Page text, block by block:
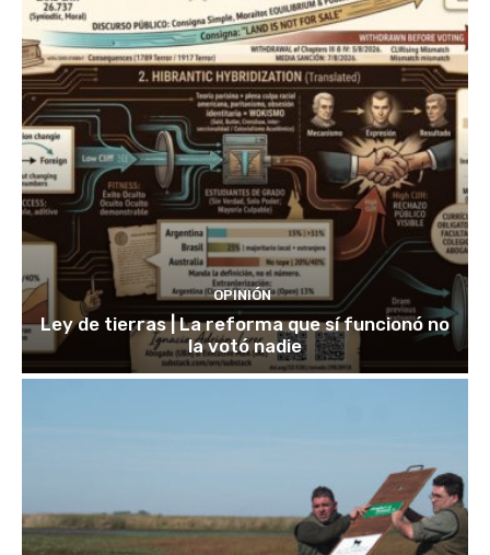
OPINIÓN
Ley de tierras | La reforma que sí funcionó no
la votó nadie